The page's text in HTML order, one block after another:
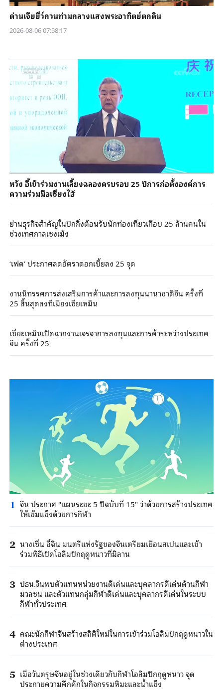
ด่านเจียยี่ว์กวนท่ามกลางแสงพระอาทิตย์ตกดิน
2026-08-06 07:58:17
หวัง อี้เข้าร่วมงานเลี้ยงฉลองครบรอบ 25 ปีการก่อตั้งองค์การ
ความร่วมมือเซี่ยงไฮ้
ย่านธุรกิจสำคัญในปักกิ่งต้อนรับนักท่องเที่ยวเกือบ 25 ล้านคนใน
ช่วงเทศกาลเชงเม้ง
‘เฟด’ ประกาศลดอัตราดอกเบี้ยลง 25 จุด
งานนิทรรศการส่งเสริมการค้าและการลงทุนนานาชาติจีน ครั้งที่
25 สิ้นสุดลงที่เมืองเซี่ยเหมิน
เซี่ยะเหมินเปิดฉากงานเจรจาการลงทุนและการค้าระหว่างประเทศ
จีน ครั้งที่ 25
1 จีน ประกาศ "แผนระยะ 5 ปีฉบับที่ 15" ว่าด้วยการสร้างประเทศ
ให้เข้มแข็งด้วยการกีฬา
2 นางเซิ่น อี๋ฉิน มนตรีแห่งรัฐของจีนเตรียมเยือนสเปนและเข้า
ร่วมพิธีเปิดโอลิมปิกฤดูหนาวที่มิลาน
3 ปธน.จีนพบตัวแทนหน่วยงานดีเด่นและบุคลากรดีเด่นด้านกีฬา
มวลชน และตัวแทนกลุ่มกีฬาดีเด่นและบุคลากรดีเด่นในระบบ
กีฬาทั่วประเทศ
4 คณะนักกีฬาจีนสร้างสถิติใหม่ในการเข้าร่วมโอลิมปิกฤดูหนาวใน
ต่างประเทศ
5 เมื่อวันตรุษจีนอยู่ในช่วงเดียวกับกีฬาโอลิมปิกฤดูหนาว จุด
ประกายความคึกคักในกิจกรรมหิมะและน้ำแข็ง